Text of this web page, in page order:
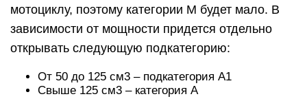
мотоциклу, поэтому категории М будет мало. В
зависимости от мощности придется отдельно
открывать следующую подкатегорию:
От 50 до 125 см3 – подкатегория А1
Свыше 125 см3 – категория А